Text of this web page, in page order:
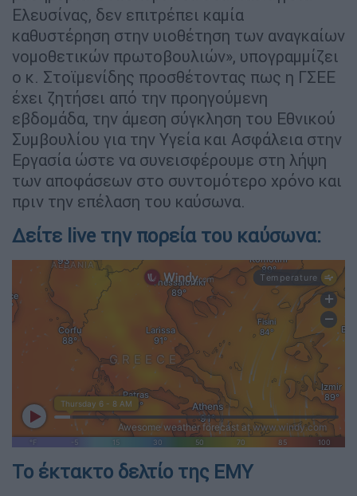
Ελευσίνας, δεν επιτρέπει καμία
καθυστέρηση στην υιοθέτηση των αναγκαίων
νομοθετικών πρωτοβουλιών», υπογραμμίζει
ο κ. Στοϊμενίδης προσθέτοντας πως η ΓΣΕΕ
έχει ζητήσει από την προηγούμενη
εβδομάδα, την άμεση σύγκληση του Εθνικού
Συμβουλίου για την Υγεία και Ασφάλεια στην
Εργασία ώστε να συνεισφέρουμε στη λήψη
των αποφάσεων στο συντομότερο χρόνο και
πριν την επέλαση του καύσωνα.
Δείτε live την πορεία του καύσωνα:
Το έκτακτο δελτίο της ΕΜΥ